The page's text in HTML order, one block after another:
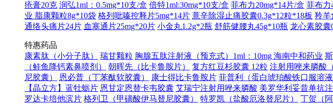
疮膏20克 润弘1ml：0.5mg*10支/盒 倍特1ml:30mg*10支/盒 菲布力20mg*14片/盒 菲布力
业 脂康颗粒8g*10袋 格列吡嗪控释片5mg*14片 薏辛除湿止痛胶囊0.3g*12粒*18板 羚羊
通络头痛片24片 血塞通片25mg*20片 小金丸1.2g*2瓶 舒筋健腰丸45g*10瓶 龙心素胶囊
特惠药品
康素肽（小分子肽）
瑞甘颗粒 胸腺五肽注射液（预充式）1ml：10mg 海南中和药业
（鲑鱼降钙素鼻喷剂）
朝晖先（比卡鲁胺片） 复方红豆杉胶囊 12粒 注射用唑来膦酸
尼胶囊）
恩必普（丁苯酞软胶囊） 康士得比卡鲁胺片 菲普利（蛋白琥珀酸铁口服溶液
【晶立方】蓝牡蛎片 恩甘定恩替卡韦胶囊 艾瑞宁注射用唑来膦酸 美罗华利妥昔单抗
罗达卡培他滨片 格列卫（甲磺酸伊马替尼胶囊） 特罗凯（盐酸厄洛替尼片） 丁贺（